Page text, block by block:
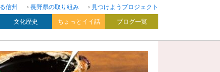
信州 長野県の取り組み
見つけようプロジェクト
文化歴史 ちょっとイイ話 ブログ一覧